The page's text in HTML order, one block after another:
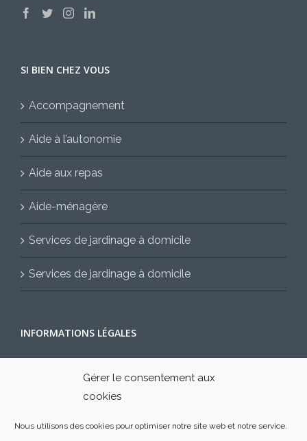
Gérer le consentement aux
cookies
Nous utilisons des cookies pour optimiser notre site web et notre service.
SI BIEN CHEZ VOUS
Accompagnement
Aide à l’autonomie
Aide aux repas
Aide-ménagère
Services de jardinage à domicile
Services de jardinage à domicile
INFORMATIONS LÉGALES
Contactez-nous